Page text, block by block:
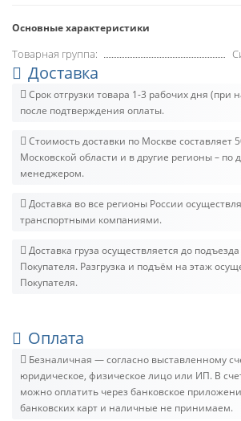
Основные характеристики
Товарная группа:
Доставка
Срок отгрузки товара 1-3 рабочих дня (при
после подтверждения оплаты.
Стоимость доставки по Москве составляет
Московской области и в другие регионы – по
менеджером.
Доставка во все регионы России
транспортными компаниями.
Доставка груза осуществляется до
Покупателя. Разгрузка и подъём на этаж
Покупателя.
Оплата
Безналичная — согласно выставленному
юридическое, физическое лицо или ИП. В
можно оплатить через банковское
банковских карт и наличные не принимаем.